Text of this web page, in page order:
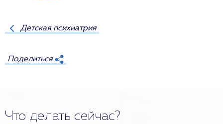
Детская психиатрия
Поделиться
Что делать сейчас?